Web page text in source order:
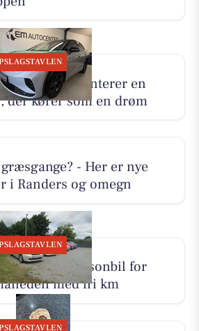
ApS præsenterer en
der kører som en drøm
- Her er nye
i Randers og omegn
lille personbil for
med fri km